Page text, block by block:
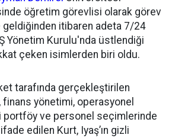
öğretim görevlisi olarak görev
geldiğinden itibaren adeta 7/24
Yönetim Kurulu'nda üstlendiği
çeken isimlerden biri oldu.
tarafında gerçekleştirilen
finans yönetimi, operasyonel
portföy ve personel seçimlerinde
edilen Kurt, Iyaş’ın gizli